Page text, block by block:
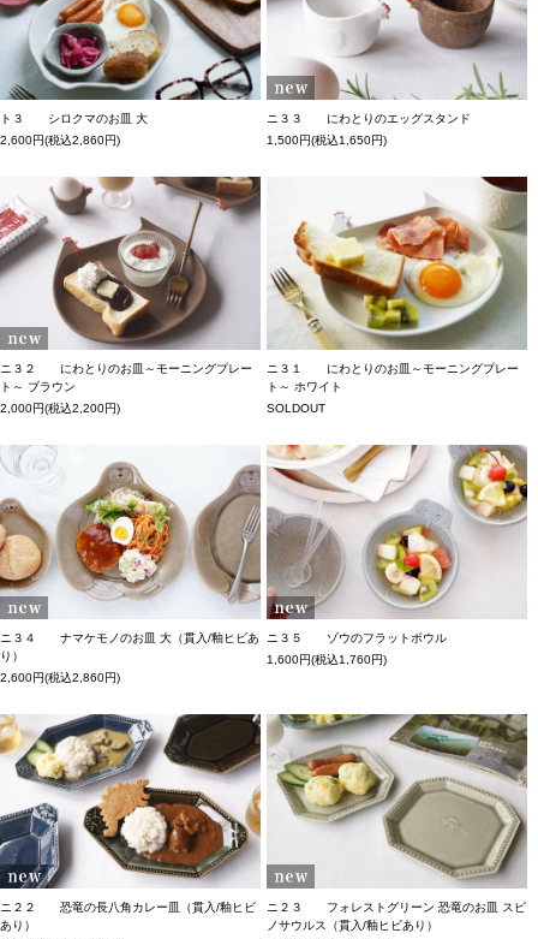
ト３ シロクマのお皿 大
2,600円(税込2,860円)
ニ３３ にわとりのエッグスタンド
1,500円(税込1,650円)
ニ３２ にわとりのお皿～モーニングプレー
ト～ ブラウン
2,000円(税込2,200円)
ニ３１ にわとりのお皿～モーニングプレー
ト～ ホワイト
SOLDOUT
ニ３４ ナマケモノのお皿 大（貫入/釉ヒビあ
り）
2,600円(税込2,860円)
ニ３５ ゾウのフラットボウル
1,600円(税込1,760円)
ニ２２ 恐竜の長八角カレー皿（貫入/釉ヒビ
あり）
ニ２３ フォレストグリーン 恐竜のお皿 スピ
ノサウルス（貫入/釉ヒビあり）